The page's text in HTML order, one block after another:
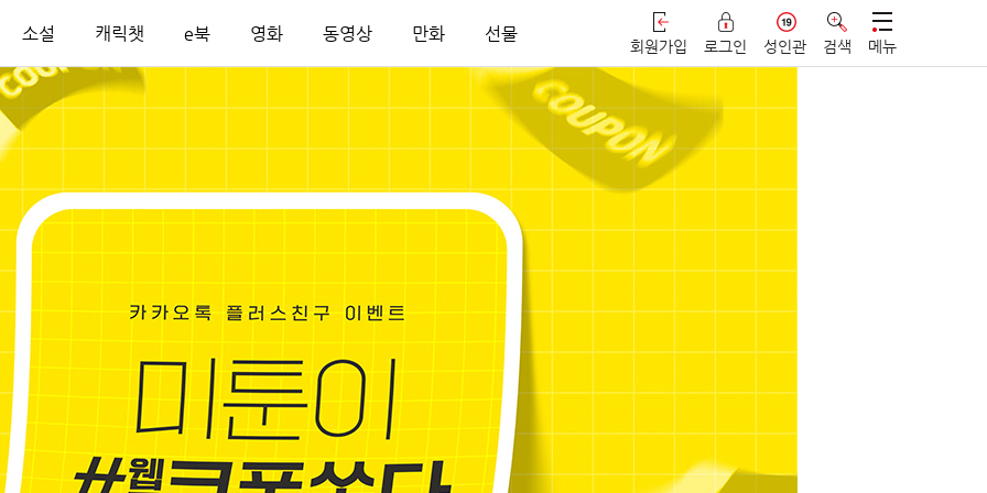
소설 캐릭챗 e북 영화 동영상 만화 선물
회원가입 로그인 성인관 검색 메뉴